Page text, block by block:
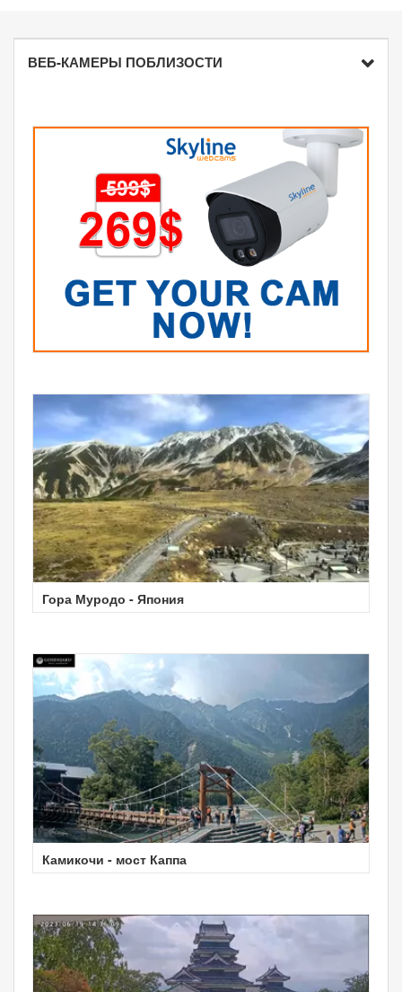
ВЕБ-КАМЕРЫ ПОБЛИЗОСТИ
Гора Муродо - Япония
Камикочи - мост Каппа